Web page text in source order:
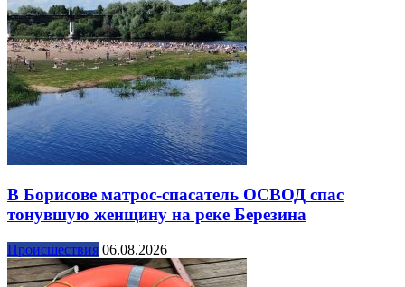
В Борисове матрос-спасатель ОСВОД спас
тонувшую женщину на реке Березина
Происшествия 06.08.2026